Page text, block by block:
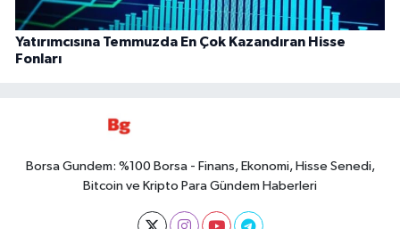
Yatırımcısına Temmuzda En Çok Kazandıran Hisse
Fonları
Borsa Gundem: %100 Borsa - Finans, Ekonomi, Hisse Senedi,
Bitcoin ve Kripto Para Gündem Haberleri